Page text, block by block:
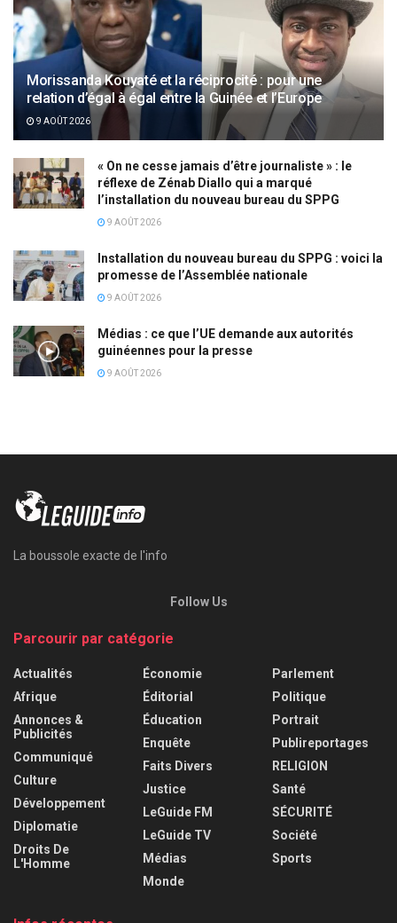
Morissanda Kouyaté et la réciprocité : pour une
relation d’égal à égal entre la Guinée et l’Europe
9 AOÛT 2026
« On ne cesse jamais d’être journaliste » : le
réflexe de Zénab Diallo qui a marqué
l’installation du nouveau bureau du SPPG
9 AOÛT 2026
Installation du nouveau bureau du SPPG : voici la
promesse de l’Assemblée nationale
9 AOÛT 2026
Médias : ce que l’UE demande aux autorités
guinéennes pour la presse
9 AOÛT 2026
La boussole exacte de l'info
Follow Us
Parcourir par catégorie
Actualités
Afrique
Annonces &
Publicités
Communiqué
Culture
Développement
Diplomatie
Droits De
L'Homme
Économie
Éditorial
Éducation
Enquête
Faits Divers
Justice
LeGuide FM
LeGuide TV
Médias
Monde
Parlement
Politique
Portrait
Publireportages
RELIGION
Santé
SÉCURITÉ
Société
Sports